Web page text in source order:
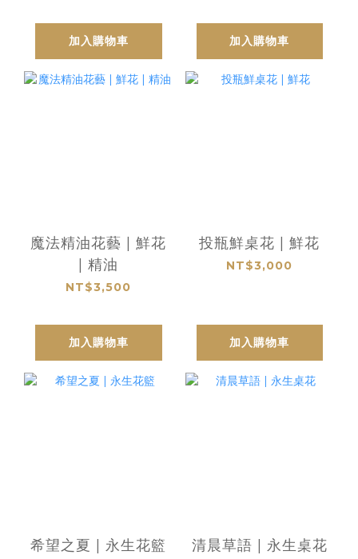
加入購物車 加入購物車
魔法精油花藝 | 鮮花
| 精油
NT$3,500
加入購物車
投瓶鮮桌花 | 鮮花
NT$3,000
加入購物車
希望之夏 | 永生花籃 清晨草語 | 永生桌花